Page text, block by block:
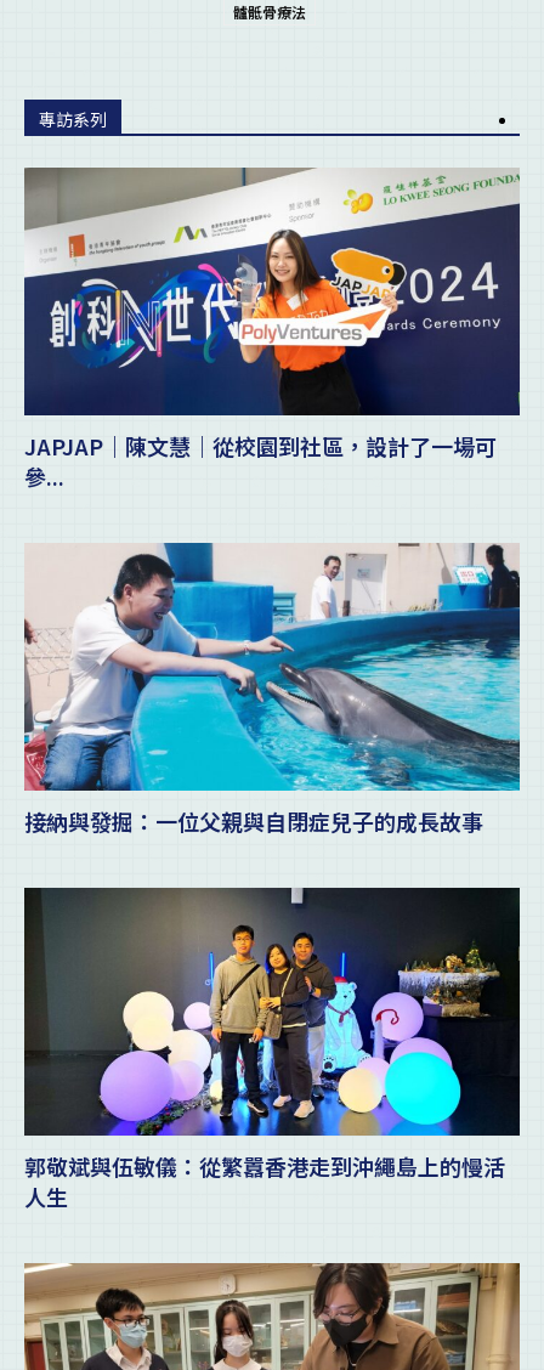
髗骶骨療法
專訪系列
JAPJAP｜陳文慧｜從校園到社區，設計了一場可
參...
接納與發掘：一位父親與自閉症兒子的成長故事
郭敬斌與伍敏儀：從繁囂香港走到沖繩島上的慢活
人生